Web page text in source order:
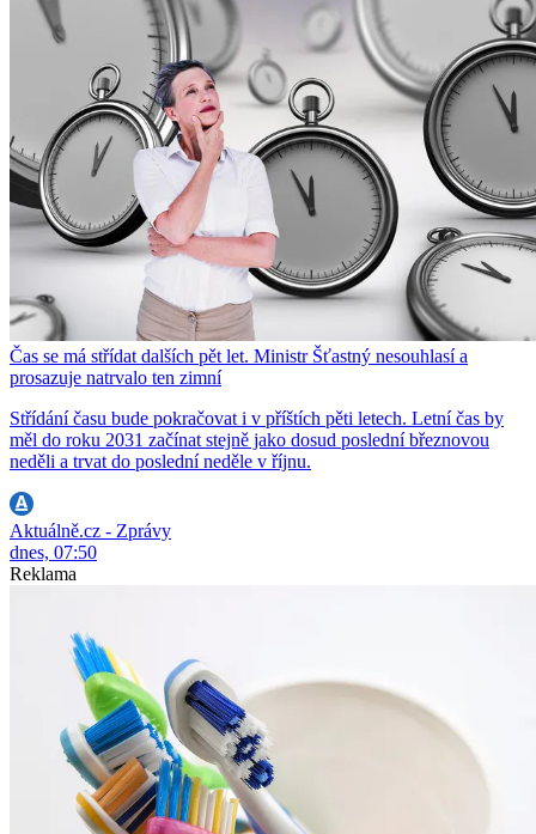
Čas se má střídat dalších pět let. Ministr Šťastný nesouhlasí a
prosazuje natrvalo ten zimní
Střídání času bude pokračovat i v příštích pěti letech. Letní čas by
měl do roku 2031 začínat stejně jako dosud poslední březnovou
neděli a trvat do poslední neděle v říjnu.
Aktuálně.cz - Zprávy
dnes, 07:50
Reklama